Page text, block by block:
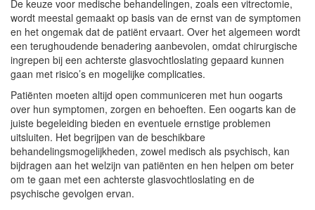
De keuze voor medische behandelingen, zoals een vitrectomie,
wordt meestal gemaakt op basis van de ernst van de symptomen
en het ongemak dat de patiënt ervaart. Over het algemeen wordt
een terughoudende benadering aanbevolen, omdat chirurgische
ingrepen bij een achterste glasvochtloslating gepaard kunnen
gaan met risico’s en mogelijke complicaties.
Patiënten moeten altijd open communiceren met hun oogarts
over hun symptomen, zorgen en behoeften. Een oogarts kan de
juiste begeleiding bieden en eventuele ernstige problemen
uitsluiten. Het begrijpen van de beschikbare
behandelingsmogelijkheden, zowel medisch als psychisch, kan
bijdragen aan het welzijn van patiënten en hen helpen om beter
om te gaan met een achterste glasvochtloslating en de
psychische gevolgen ervan.